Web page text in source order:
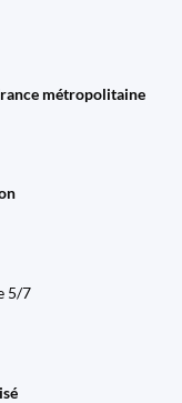
métropolitaine
5/7